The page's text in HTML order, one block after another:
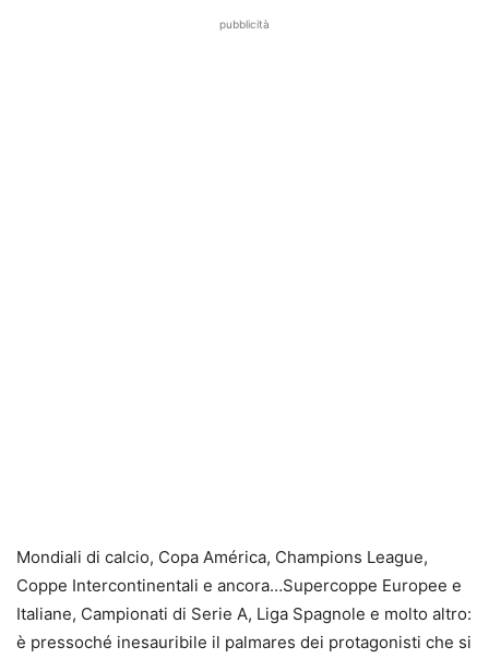
pubblicità
Mondiali di calcio, Copa América, Champions League,
Coppe Intercontinentali e ancora…Supercoppe Europee e
Italiane, Campionati di Serie A, Liga Spagnole e molto altro:
è pressoché inesauribile il palmares dei protagonisti che si